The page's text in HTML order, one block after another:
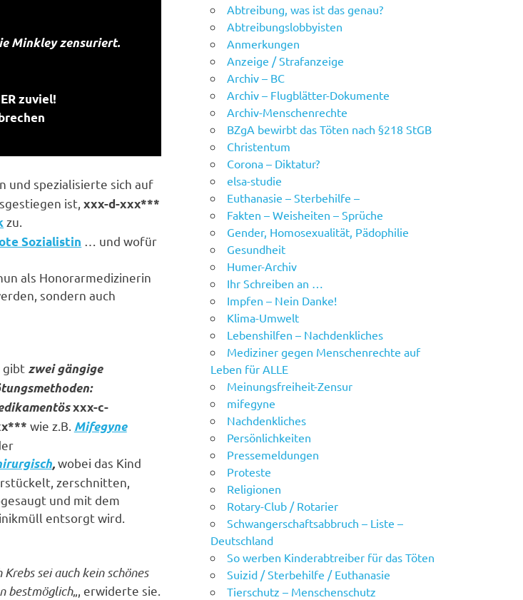
Minkley zensuriert.
zuviel!
und spezialisierte sich auf
ist, xxx-d-xxx***
zu.
Sozialistin … und wofür
als Honorarmedizinerin
sondern auch
gibt zwei gängige
xxx-c-
wie z.B. Mifegyne
, wobei das Kind
zerschnitten,
und mit dem
entsorgt wird.
Krebs sei auch kein schönes
bestmöglich„, erwiderte sie.
Abtreibung, was ist das genau?
Abtreibungslobbyisten
Anmerkungen
Anzeige / Strafanzeige
Archiv – BC
Archiv – Flugblätter-Dokumente
Archiv-Menschenrechte
BZgA bewirbt das Töten nach §218 StGB
Christentum
Corona – Diktatur?
elsa-studie
Euthanasie – Sterbehilfe –
Fakten – Weisheiten – Sprüche
Gender, Homosexualität, Pädophilie
Gesundheit
Humer-Archiv
Ihr Schreiben an …
Impfen – Nein Danke!
Klima-Umwelt
Lebenshilfen – Nachdenkliches
Mediziner gegen Menschenrechte auf
Leben für ALLE
Meinungsfreiheit-Zensur
mifegyne
Nachdenkliches
Persönlichkeiten
Pressemeldungen
Proteste
Religionen
Rotary-Club / Rotarier
Schwangerschaftsabbruch – Liste –
Deutschland
So werben Kinderabtreiber für das Töten
Suizid / Sterbehilfe / Euthanasie
Tierschutz – Menschenschutz